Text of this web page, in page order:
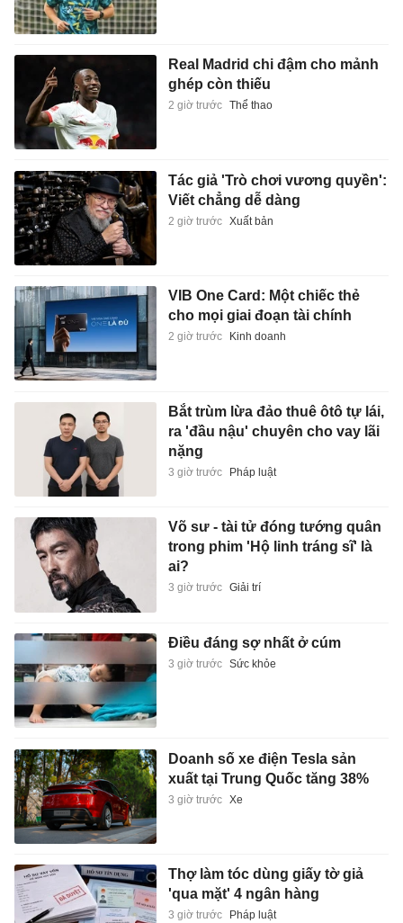
Real Madrid chi đậm cho mảnh
ghép còn thiếu
2 giờ trước Thể thao
Tác giả 'Trò chơi vương quyền':
Viết chẳng dễ dàng
2 giờ trước Xuất bản
VIB One Card: Một chiếc thẻ
cho mọi giai đoạn tài chính
2 giờ trước Kinh doanh
Bắt trùm lừa đảo thuê ôtô tự lái,
ra 'đầu nậu' chuyên cho vay lãi
nặng
3 giờ trước Pháp luật
Võ sư - tài tử đóng tướng quân
trong phim 'Hộ linh tráng sĩ' là
ai?
3 giờ trước Giải trí
Điều đáng sợ nhất ở cúm
3 giờ trước Sức khỏe
Doanh số xe điện Tesla sản
xuất tại Trung Quốc tăng 38%
3 giờ trước Xe
Thợ làm tóc dùng giấy tờ giả
'qua mặt' 4 ngân hàng
3 giờ trước Pháp luật